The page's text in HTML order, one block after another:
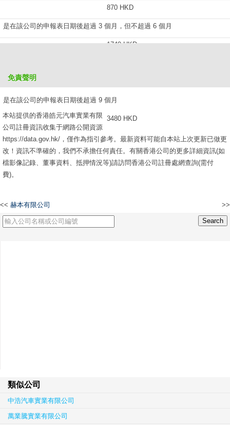
870 HKD
是在該公司的申報表日期後超過 3 個月，但不超過 6 個月
1740 HKD
是在該公司的申報表日期後超過 9 個月
3480 HKD
免責聲明
本站提供的香港皓元汽車實業有限
公司註冊資訊收集于網路公開資源
https://data.gov.hk/，僅作為指引參考。最新資料可能自本站上次更新已做更
改！資訊不準確的，我們不承擔任何責任。有關香港公司的更多詳細資訊(如
檔影像記錄、董事資料、抵押情況等)請訪問香港公司註冊處網查詢(需付
費)。
<< 赫本有限公司 >>
類似公司
中浩汽車實業有限公司
萬業騰實業有限公司